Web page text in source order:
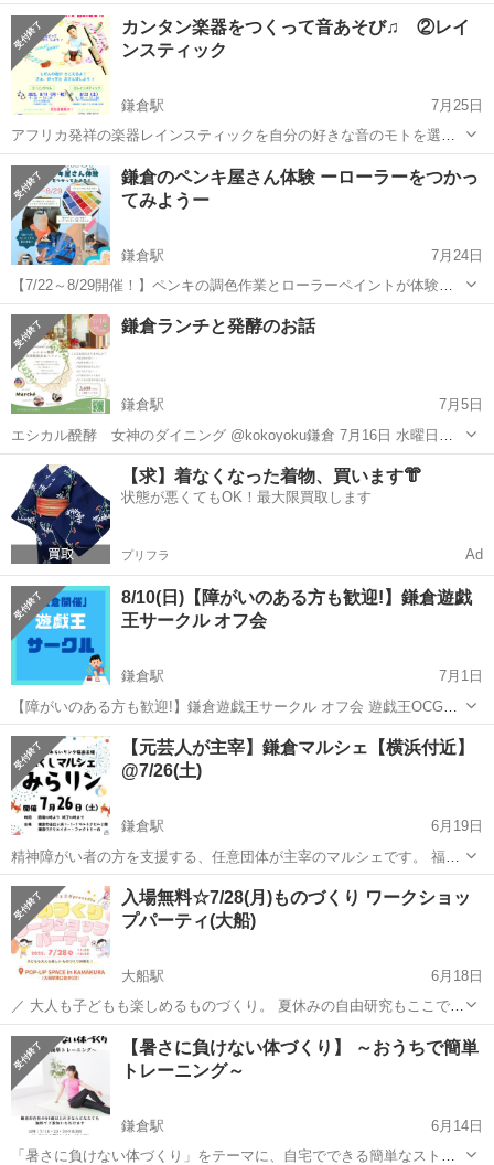
リズム、ダンス、音楽を満喫する音楽ワークショップ 身体中で音を感
じ、表現する体験！ 色々な楽器に触れ手話ソングにも挑戦してみよ
う！ 対象：4歳～低学年＋保...
神奈川 鎌倉市 大船駅 ワークショップ
カンタン楽器をつくって音あそび♫ ②レイ
ンスティック
鎌倉駅
7月25日
アフリカ発祥の楽器レインスティックを自分の好きな音のモトを選ん
で調整、デコってオリジナル楽器を作ろう！ それで色々な自然の音を
奏でてみよう！ 音を身体中で感じ表現したり、珍しい民族楽器、手話
ソングにも挑戦する音楽を満喫す...
神奈川 鎌倉市 鎌倉駅 ワークショップ
鎌倉のペンキ屋さん体験 ーローラーをつかっ
てみようー
鎌倉駅
7月24日
【7/22～8/29開催！】ペンキの調色作業とローラーペイントが体験で
きます♪ 鎌倉のペンキ屋さん体験 ーローラーをつかってみよう！ー
ペンキの色選び〜作る作業〜ペイント作業までを 楽しんでいただける
ワークショップ...
神奈川 鎌倉市 鎌倉駅 ワークショップ
鎌倉ランチと発酵のお話
鎌倉駅
7月5日
エシカル醗酵 女神のダイニング @kokoyoku鎌倉 7月16日 水曜日
11時〜 またまた開催します。 今回もマルシェ付き😊 美と健康を追求
する エシカル醗酵の鎌倉ランチ 腸活ランチと目からウロコの話。 さ
らさ先...
神奈川 鎌倉駅 ワークショップ ランチ
【求】着なくなった着物、買います👘
状態が悪くてもOK！最大限買取します
プリフラ Ad
8/10(日)【障がいのある方も歓迎!】鎌倉遊戯
王サークル オフ会
鎌倉駅
7月1日
【障がいのある方も歓迎!】鎌倉遊戯王サークル オフ会 遊戯王OCG、
マスターデュエルの楽しむ会です。障がいをお持ちの方でも気軽に参
加可能です！ ◆日時 8/10(日)14時～ ◆スケジュール案 ...
神奈川 鎌倉市 鎌倉駅 ワークショップ 遊戯王
【元芸人が主宰】鎌倉マルシェ【横浜付近】
@7/26(土)
鎌倉駅
6月19日
精神障がい者の方を支援する、任意団体が主宰のマルシェです。 福祉
業界、IT業界はもちろん、それ以外の業界・業種の方も参加されま
す。 鎌倉の事業所にて複数ブースを使い、様々な体験会などを行いま
す。 例：簡単な絵本作成...
神奈川 鎌倉市 鎌倉駅 ワークショップ お笑い芸人
入場無料☆7/28(月)ものづくり ワークショッ
プパーティ(大船)
大船駅
6月18日
／ 大人も子どもも楽しめるものづくり。 夏休みの自由研究もここでで
きるよ。 ＼ 「長い夏休み、何しよう」「自由研究、今年はどうす
る？」という、よく聞く夏ならではのお悩み。 このイベントで、親子
一緒に参加した...
神奈川 鎌倉市 大船駅 ワークショップ 自由研究
【暑さに負けない体づくり】 ～おうちで簡単
トレーニング～
鎌倉駅
6月14日
「暑さに負けない体づくり」をテーマに、自宅でできる簡単なストレ